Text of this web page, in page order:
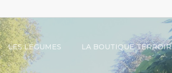
LES LÉGUMES LA BOUTIQUE TERROIR